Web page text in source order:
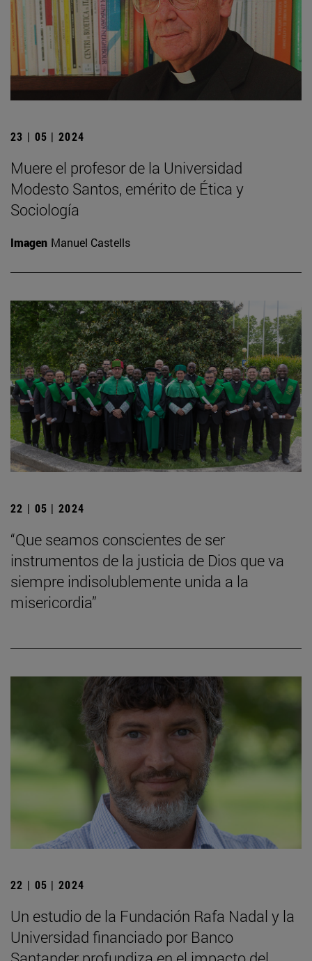
23 | 05 | 2024
Muere el profesor de la Universidad
Modesto Santos, emérito de Ética y
Sociología
Imagen Manuel Castells
22 | 05 | 2024
“Que seamos conscientes de ser
instrumentos de la justicia de Dios que va
siempre indisolublemente unida a la
misericordia”
22 | 05 | 2024
Un estudio de la Fundación Rafa Nadal y la
Universidad financiado por Banco